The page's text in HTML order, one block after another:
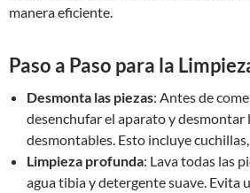
manera eficiente.
Paso a Paso para la
Desmonta las piezas: Antes de
desenchufar el aparato y desmontar
desmontables. Esto incluye
Limpieza profunda: Lava todas las
agua tibia y detergente suave. Evita